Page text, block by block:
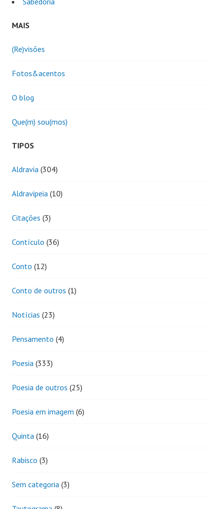
MAIS
(Re)visões
Fotos&acentos
O blog
Que(m) sou(mos)
TIPOS
Aldravia (304)
Aldravipeia (10)
Citações (3)
Contículo (36)
Conto (12)
Conto de outros (1)
Notícias (23)
Pensamento (4)
Poesia (333)
Poesia de outros (25)
Poesia em imagem (6)
Quinta (16)
Rabisco (3)
Sem categoria (3)